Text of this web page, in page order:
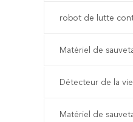
Détecteur de la vie